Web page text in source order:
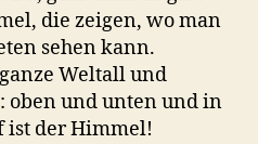
die zeigen, wo man
sehen kann.
Weltall und
oben und unten und in
ist der Himmel!